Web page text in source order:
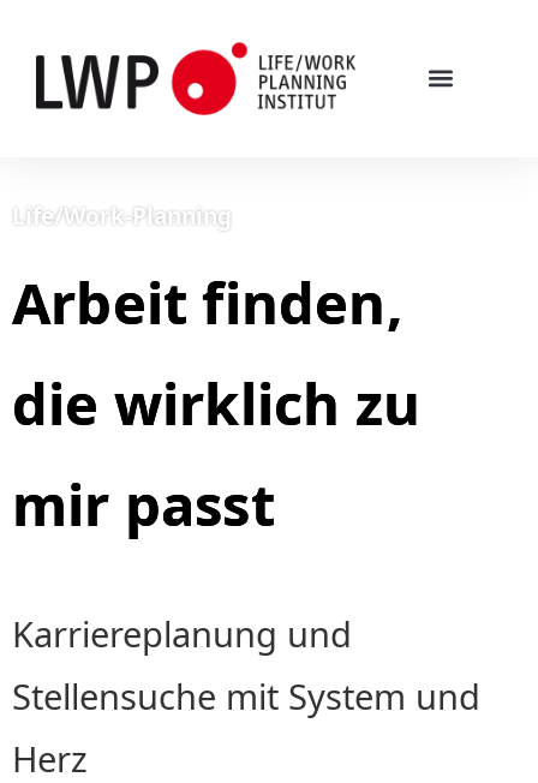
Life/Work-Planning
Arbeit finden,
die wirklich zu
mir passt
Karriereplanung und
Stellensuche mit System und
Herz